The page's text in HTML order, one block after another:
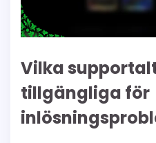
Vilka
tillgängliga för